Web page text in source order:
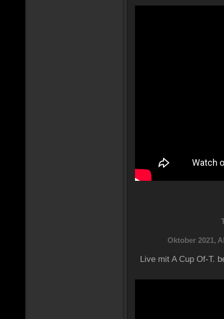
Oktober 2021,
Live mit A Cup Of-T.